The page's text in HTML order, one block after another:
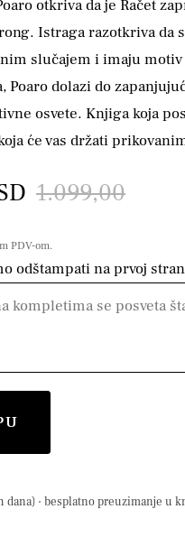
otkriva da je Račet
Istraga razotkriva da
slučajem i imaju motiv
dolazi do
osvete. Knjiga koja
će vas držati
1.099,00
PDV-om.
odštampati na prvoj
dana) · besplatno preuzimanje u